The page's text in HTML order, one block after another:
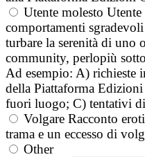
Utente molesto Utente
comportamenti
turbare la serenità di uno
community, perlopiù
Ad esempio: A) richieste
della Piattaforma
fuori luogo; C) tentativi di
Volgare Racconto
trama e un eccesso di
Other